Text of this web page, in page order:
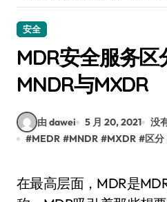
安全
MDR安全服务区
MNDR与MXDR
由 dawei 5 月 20, 2021
没
#MEDR #MNDR #MXDR #区分
在最高层面，MDR是MDR安全服务领域的总